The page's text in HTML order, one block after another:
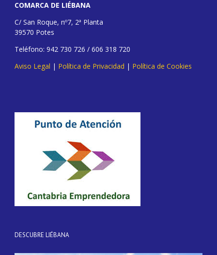
COMARCA DE LIÉBANA
C/ San Roque, nº7, 2ª Planta
39570 Potes
Teléfono: 942 730 726 / 606 318 720
Aviso Legal | Política de Privacidad | Política de Cookies
DESCUBRE LIÉBANA